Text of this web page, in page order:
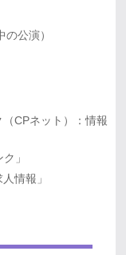
公演）
（CPネット）：情報
」
情報」